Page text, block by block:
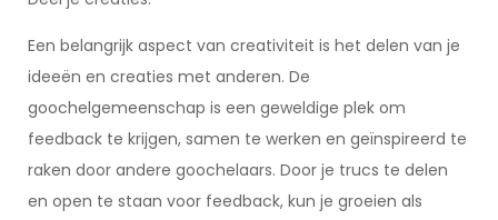
Een belangrijk aspect van creativiteit is het delen van je
ideeën en creaties met anderen. De
goochelgemeenschap is een geweldige plek om
feedback te krijgen, samen te werken en geïnspireerd te
raken door andere goochelaars. Door je trucs te delen
en open te staan voor feedback, kun je groeien als